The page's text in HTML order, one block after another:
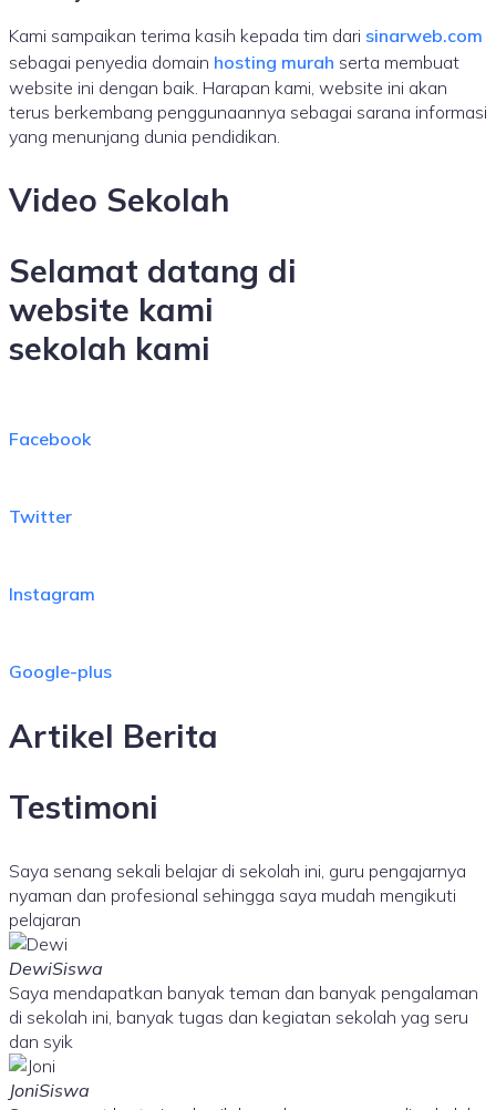
Kami sampaikan terima kasih kepada tim dari sinarweb.com
sebagai penyedia domain hosting murah serta membuat
website ini dengan baik. Harapan kami, website ini akan
terus berkembang penggunaannya sebagai sarana informasi
yang menunjang dunia pendidikan.
Video Sekolah
Selamat datang di
website kami
sekolah kami
Facebook
Twitter
Instagram
Google-plus
Artikel Berita
Testimoni
Saya senang sekali belajar di sekolah ini, guru pengajarnya
nyaman dan profesional sehingga saya mudah mengikuti
pelajaran
DewiSiswa
Saya mendapatkan banyak teman dan banyak pengalaman
di sekolah ini, banyak tugas dan kegiatan sekolah yag seru
dan syik
JoniSiswa